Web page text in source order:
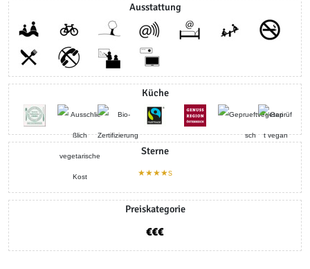
Ausstattung
Küche
Sterne
★★★★s
Preiskategorie